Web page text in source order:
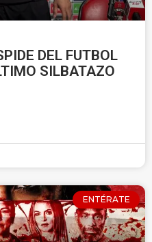
DEL FUTBOL
SILBATAZO
ENTÉRATE